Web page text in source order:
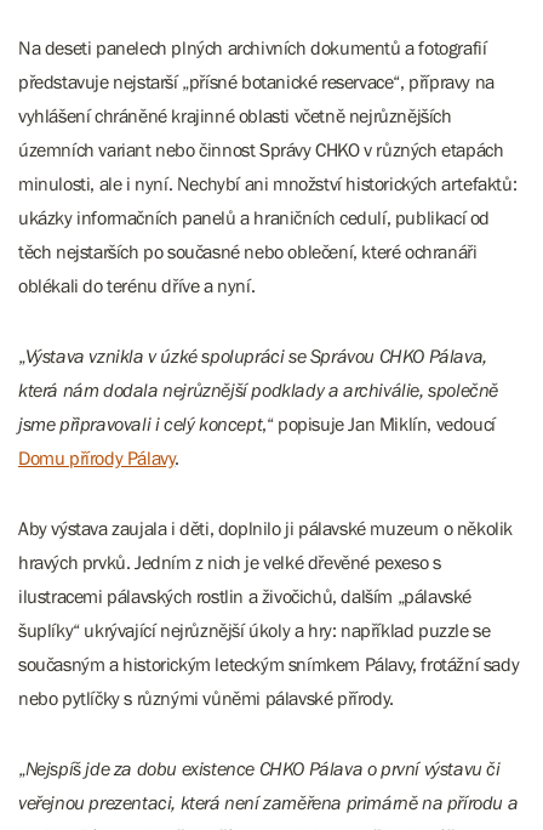
Na deseti panelech plných archivních dokumentů a fotografií
představuje nejstarší „přísné botanické reservace“, přípravy na
vyhlášení chráněné krajinné oblasti včetně nejrůznějších
územních variant nebo činnost Správy CHKO v různých etapách
minulosti, ale i nyní. Nechybí ani množství historických artefaktů:
ukázky informačních panelů a hraničních cedulí, publikací od
těch nejstarších po současné nebo oblečení, které ochranáři
oblékali do terénu dříve a nyní.
„Výstava vznikla v úzké spolupráci se Správou CHKO Pálava,
která nám dodala nejrůznější podklady a archiválie, společně
jsme připravovali i celý koncept,“ popisuje Jan Miklín, vedoucí
Domu přírody Pálavy.
Aby výstava zaujala i děti, doplnilo ji pálavské muzeum o několik
hravých prvků. Jedním z nich je velké dřevěné pexeso s
ilustracemi pálavských rostlin a živočichů, dalším „pálavské
šuplíky“ ukrývající nejrůznější úkoly a hry: například puzzle se
současným a historickým leteckým snímkem Pálavy, frotážní sady
nebo pytlíčky s různými vůněmi pálavské přírody.
„Nejspíš jde za dobu existence CHKO Pálava o první výstavu či
veřejnou prezentaci, která není zaměřena primárně na přírodu a